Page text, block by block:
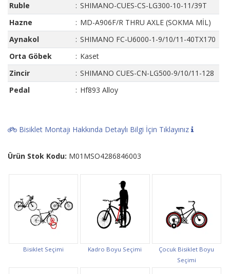
Ruble
: SHIMANO-CUES-CS-LG300-10-11/39T
Hazne
: MD-A906F/R THRU AXLE (SOKMA MİL)
Aynakol
: SHIMANO FC-U6000-1-9/10/11-40TX170
Orta Göbek
: Kaset
Zincir
: SHIMANO CUES-CN-LG500-9/10/11-128
Pedal
: Hf893 Alloy
Bisiklet Montajı Hakkında Detaylı Bilgi İçin Tıklayınız
Ürün Stok Kodu: M01MSO4286846003
Bisiklet Seçimi Kadro Boyu Seçimi
Çocuk Bisiklet Boyu
Seçimi